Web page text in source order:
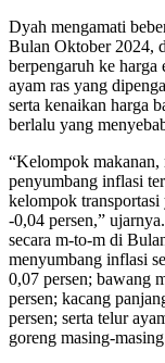
Dyah mengamati
Bulan Oktober 2024,
berpengaruh ke harga
ayam ras yang
serta kenaikan harga
berlalu yang
“Kelompok makanan,
penyumbang inflasi
kelompok
-0,04 persen,”
secara m-to-m di
menyumbang inflasi
0,07 persen; bawang
persen; kacang
persen; serta telur
goreng masing-